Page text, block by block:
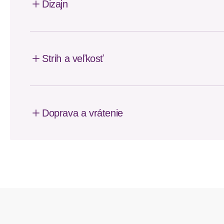
Dizajn
Strih a veľkosť
Doprava a vrátenie